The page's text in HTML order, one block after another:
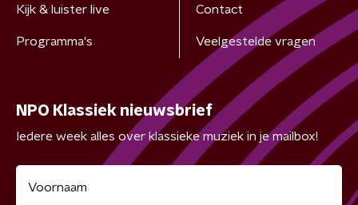
Kijk & luister live
Programma's
Contact
Veelgestelde vragen
NPO Klassiek nieuwsbrief
Iedere week alles over klassieke muziek in je mailbox!